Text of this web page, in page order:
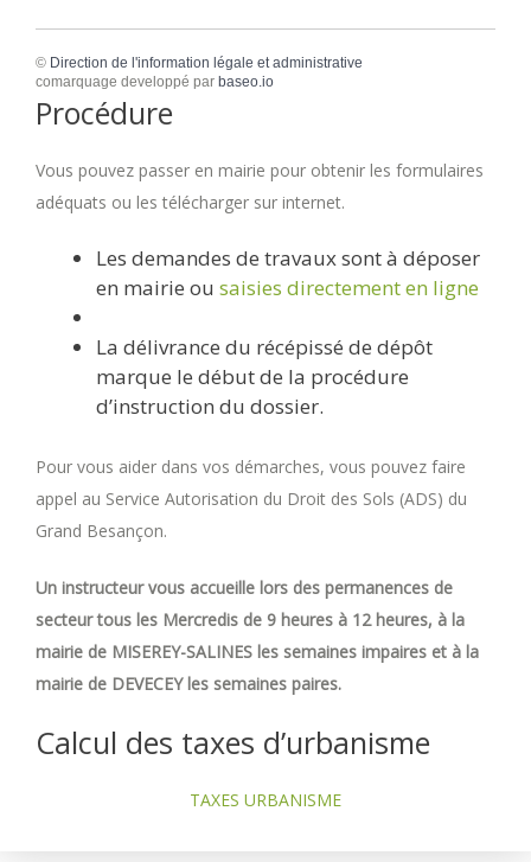
© Direction de l'information légale et administrative
comarquage developpé par baseo.io
Procédure
Vous pouvez passer en mairie pour obtenir les formulaires
adéquats ou les télécharger sur internet.
Les demandes de travaux sont à déposer
en mairie ou saisies directement en ligne
La délivrance du récépissé de dépôt
marque le début de la procédure
d’instruction du dossier.
Pour vous aider dans vos démarches, vous pouvez faire
appel au Service Autorisation du Droit des Sols (ADS) du
Grand Besançon.
Un instructeur vous accueille lors des permanences de
secteur tous les Mercredis de 9 heures à 12 heures, à la
mairie de MISEREY-SALINES les semaines impaires et à la
mairie de DEVECEY les semaines paires.
Calcul des taxes d’urbanisme
TAXES URBANISME